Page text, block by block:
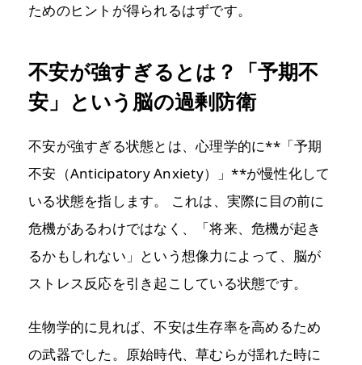
ためのヒントが得られるはずです。
不安が強すぎるとは？「予期不
安」という脳の過剰防衛
不安が強すぎる状態とは、心理学的に**「予期
不安（Anticipatory Anxiety）」**が慢性化して
いる状態を指します。 これは、実際に目の前に
危機があるわけではなく、「将来、危機が起き
るかもしれない」という想像力によって、脳が
ストレス反応を引き起こしている状態です。
生物学的に見れば、不安は生存率を高めるため
の武器でした。原始時代、草むらが揺れた時に